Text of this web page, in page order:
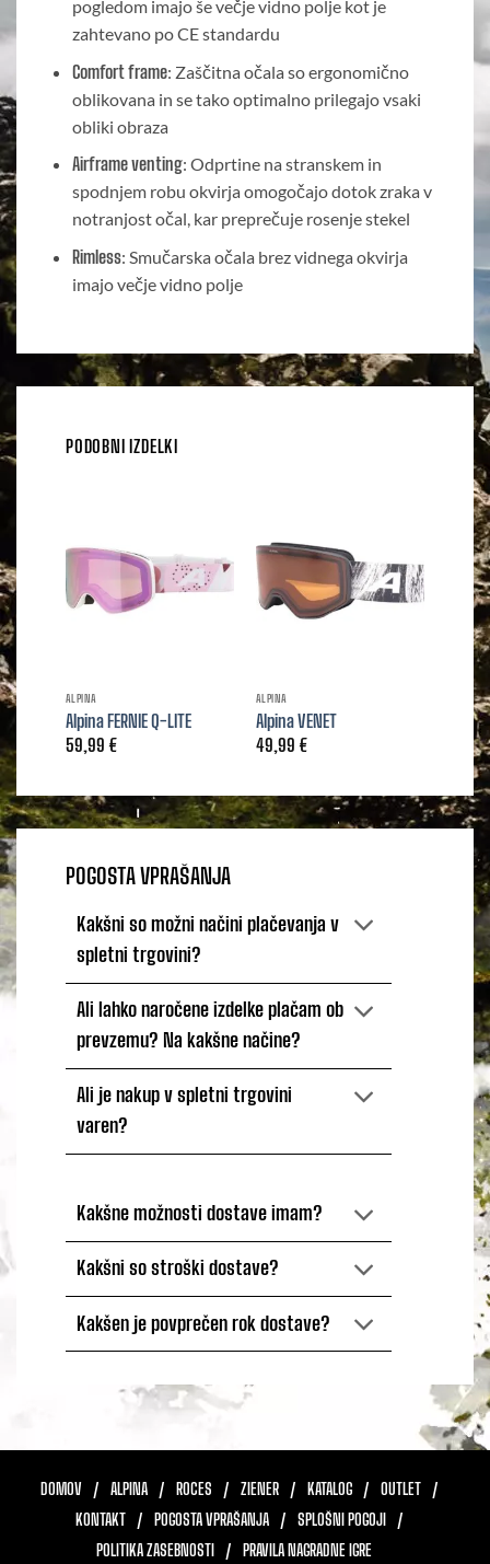
pogledom imajo še večje vidno polje kot je
zahtevano po CE standardu
Comfort frame: Zaščitna očala so ergonomično
oblikovana in se tako optimalno prilegajo vsaki
obliki obraza
Airframe venting: Odprtine na stranskem in
spodnjem robu okvirja omogočajo dotok zraka v
notranjost očal, kar preprečuje rosenje stekel
Rimless: Smučarska očala brez vidnega okvirja
imajo večje vidno polje
PODOBNI IZDELKI
ALPINA
Alpina FERNIE Q-LITE
59,99 €
ALPINA
Alpina VENET
49,99 €
POGOSTA VPRAŠANJA
Kakšni so možni načini plačevanja v
spletni trgovini?
Ali lahko naročene izdelke plačam ob
prevzemu? Na kakšne načine?
Ali je nakup v spletni trgovini
varen?
Kakšne možnosti dostave imam?
Kakšni so stroški dostave?
Kakšen je povprečen rok dostave?
DOMOV ALPINA ROCES ZIENER KATALOG
OUTLET
KONTAKT
POGOSTA VPRAŠANJA
SPLOŠNI POGOJI
POLITIKA ZASEBNOSTI
PRAVILA NAGRADNE IGRE